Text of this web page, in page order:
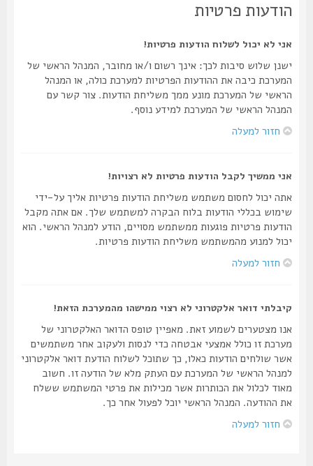
הודעות פרטיות
אני לא יכול לשלוח הודעות פרטיות!
ישנן שלוש סיבות לכך: אינך רשום ו/או מחובר, המנהל הראשי של
המערכת כיבה את ההודעות הפרטיות למערכת כולה, או המנהל
הראשי של המערכת מונע ממך משליחת הודעות. צור קשר עם
המנהל הראשי של המערכת למידע נוסף.
חזור למעלה
אני ממשיך לקבל הודעות פרטיות לא רצויות!
אתה יכול לחסום משתמש משליחת הודעות פרטיות אליך על-ידי
שימוש בכללי הודעות בלוח הבקרה למשתמש שלך. אם אתה מקבל
הודעות פרטיות פוגעות ממשתמש מסויים, הודע למנהל הראשי. הוא
יכול למנוע מהמשתמש משליחת הודעות פרטיות.
חזור למעלה
קיבלתי דואר אלקטרוני לא רצוי ממישהו מהמערכת הזאת!
אנו מצטערים לשמוע זאת. מאפיין טופס הדואר האלקטרוני של
מערכת זו כולל אמצעי אבטחה כדי לנסות ולעקוב אחר משתמשים
אשר שולחים הודעות כאלו, כך שתוכל לשלוח הודעת דואר אלקטרוני
למנהל הראשי של המערכת עם העתק מלא של הודעה זו. חשוב
מאוד לכלול את הכותרות אשר מכילות את פרטי המשתמש ששלח
את ההודעה. המנהל הראשי יוכל לפעול אחר כך.
חזור למעלה